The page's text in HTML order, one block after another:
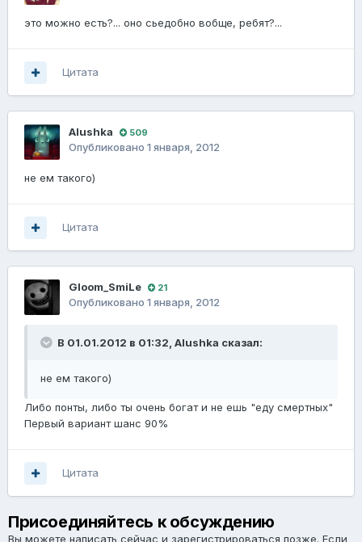
это можно есть?... оно сьедобно вобще, ребят?...
Цитата
Alushka 509
Опубликовано 1 января, 2012
не ем такого)
Цитата
Gloom_SmiLe 21
Опубликовано 1 января, 2012
В 01.01.2012 в 01:32, Alushka сказал:
не ем такого)
Либо понты, либо ты очень богат и не ешь "еду смертных"
Первый вариант шанс 90%
Цитата
Присоединяйтесь к обсуждению
Вы можете написать сейчас и зарегистрироваться позже. Если